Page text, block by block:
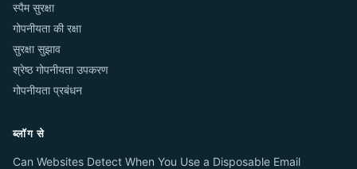
स्पैम सुरक्षा
गोपनीयता की रक्षा
सुरक्षा सुझाव
श्रेष्ठ गोपनीयता उपकरण
गोपनीयता प्रबंधन
ब्लॉग से
Can Websites Detect When You Use a Disposable Email